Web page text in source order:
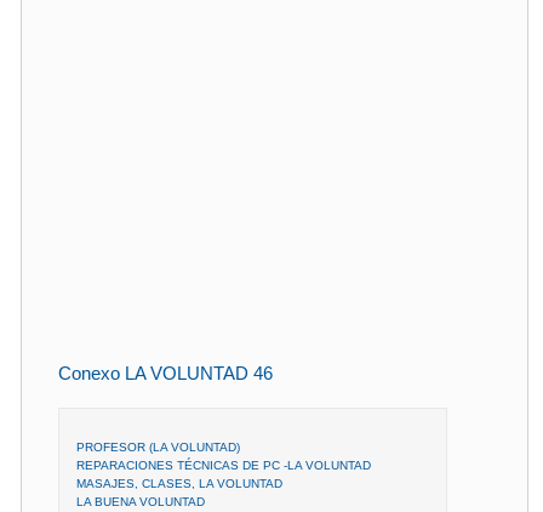
Conexo LA VOLUNTAD 46
PROFESOR (LA VOLUNTAD)
REPARACIONES TÉCNICAS DE PC -LA VOLUNTAD
MASAJES, CLASES, LA VOLUNTAD
LA BUENA VOLUNTAD